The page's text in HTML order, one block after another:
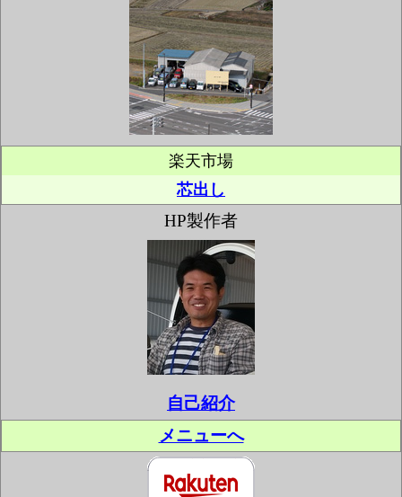
楽天市場
芯出し
HP製作者
自己紹介
メニューへ